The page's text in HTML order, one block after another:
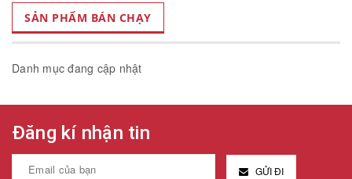
SẢN PHẨM BÁN CHẠY
Danh mục đang cập nhật
Đăng kí nhận tin
GỬI ĐI